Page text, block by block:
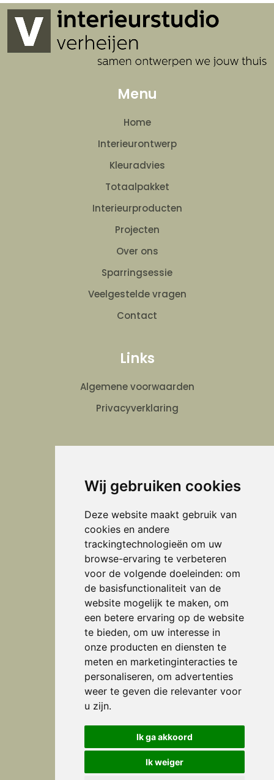
Wij gebruiken cookies
Deze website maakt gebruik van
cookies en andere
trackingtechnologieën om uw
browse-ervaring te verbeteren
voor de volgende doeleinden: om
de basisfunctionaliteit van de
website mogelijk te maken, om
een betere ervaring op de website
te bieden, om uw interesse in
onze producten en diensten te
meten en marketinginteracties te
personaliseren, om advertenties
weer te geven die relevanter voor
u zijn.
Ik ga akkoord
Ik weiger
Menu
Home
Interieurontwerp
Kleuradvies
Totaalpakket
Interieurproducten
Projecten
Over ons
Sparringsessie
Veelgestelde vragen
Contact
Links
Algemene voorwaarden
Privacyverklaring
Volg ons
Adres
Interieurstudio Verheijen
Doctor Huub van Doorneweg 28 b
5753 PM Deurne
(0493) 32 23 93
studio@verheijen.nl
Openingstijden
maandag t/m vrijdag
09:00 - 17:00 uur (op afspraak)